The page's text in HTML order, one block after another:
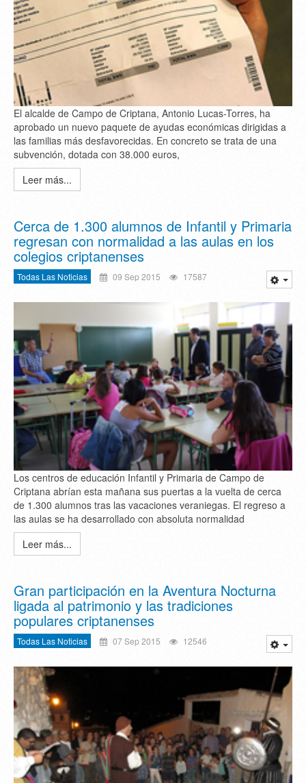
El alcalde de Campo de Criptana, Antonio Lucas-Torres, ha
aprobado un nuevo paquete de ayudas económicas dirigidas a
las familias más desfavorecidas. En concreto se trata de una
subvención, dotada con 38.000 euros,
Leer más...
Cerca de 1.300 alumnos de Infantil y Primaria
regresan con normalidad a las aulas en los
colegios criptanenses
Todas Las Noticias 09 Sep 2015 17587
Los centros de educación Infantil y Primaria de Campo de
Criptana abrían esta mañana sus puertas a la vuelta de cerca
de 1.300 alumnos tras las vacaciones veraniegas. El regreso a
las aulas se ha desarrollado con absoluta normalidad
Leer más...
Gran participación en la Aventura Nocturna
ligada al patrimonio y las tradiciones
populares criptanenses
Todas Las Noticias 07 Sep 2015 12546